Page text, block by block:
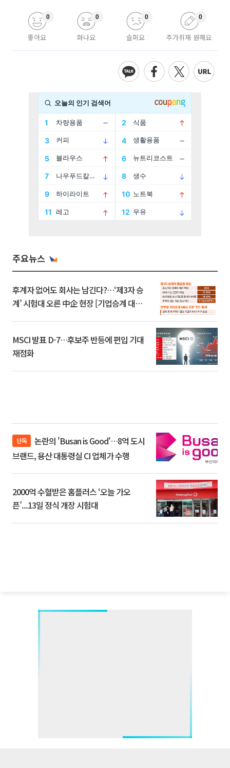
좋아요
0
화나요
0
슬퍼요
0
추가취재 원해요
0
주요뉴스
후계자 없어도 회사는 남긴다?…‘제3자 승
계’ 시험대 오른 中企 현장 [기업승계 대전
MSCI 발표 D-7…후보주 반등에 편입 기대
재점화
단독
브랜드, 용산 대통령실 CI 업체가 수행
2000억 수혈받은 홈플러스 ‘오늘 가오
픈’...13일 정식 개장 시험대